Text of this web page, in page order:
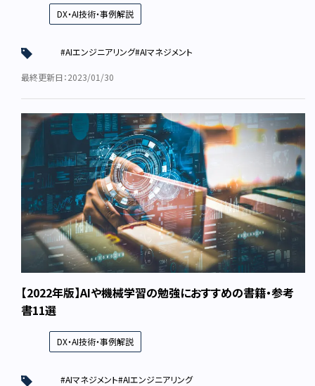
DX・AI技術・事例解説
#AIエンジニアリング#AIマネジメント
最終更新日：2023/01/30
【2022年版】AIや機械学習の勉強におすすめの書籍・参考
書11選
DX・AI技術・事例解説
#AIマネジメント#AIエンジニアリング